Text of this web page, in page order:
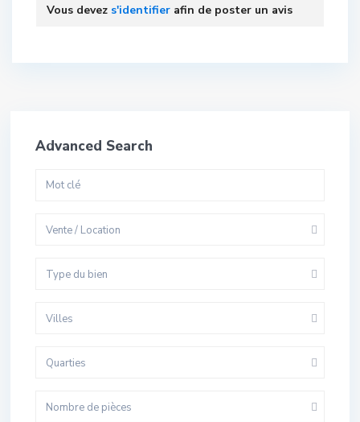
Vous devez s'identifier afin de poster un avis
Advanced Search
Vente / Location
Type du bien
Villes
Quarties
Nombre de pièces